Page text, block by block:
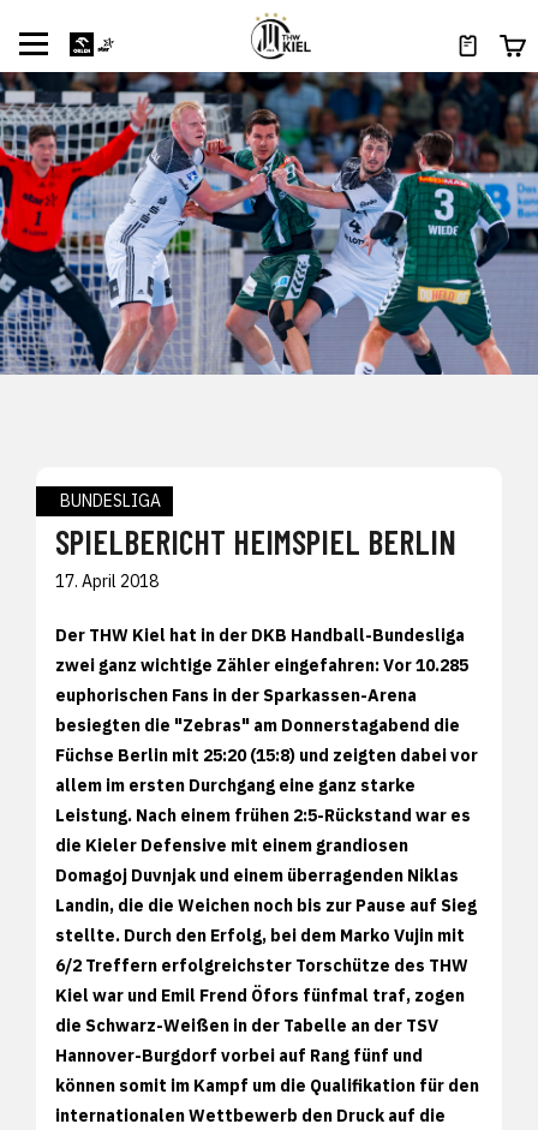
BUNDESLIGA
SPIELBERICHT HEIMSPIEL BERLIN
17. April 2018
Der THW Kiel hat in der DKB Handball-Bundesliga
zwei ganz wichtige Zähler eingefahren: Vor 10.285
euphorischen Fans in der Sparkassen-Arena
besiegten die "Zebras" am Donnerstagabend die
Füchse Berlin mit 25:20 (15:8) und zeigten dabei vor
allem im ersten Durchgang eine ganz starke
Leistung. Nach einem frühen 2:5-Rückstand war es
die Kieler Defensive mit einem grandiosen
Domagoj Duvnjak und einem überragenden Niklas
Landin, die die Weichen noch bis zur Pause auf Sieg
stellte. Durch den Erfolg, bei dem Marko Vujin mit
6/2 Treffern erfolgreichster Torschütze des THW
Kiel war und Emil Frend Öfors fünfmal traf, zogen
die Schwarz-Weißen in der Tabelle an der TSV
Hannover-Burgdorf vorbei auf Rang fünf und
können somit im Kampf um die Qualifikation für den
internationalen Wettbewerb den Druck auf die